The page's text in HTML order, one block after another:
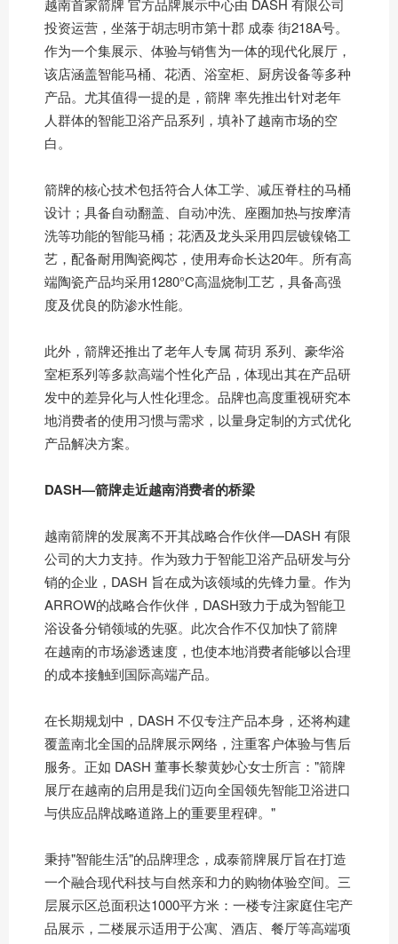
越南首家箭牌 官方品牌展示中心由 DASH 有限公司
投资运营，坐落于胡志明市第十郡 成泰 街218A号。
作为一个集展示、体验与销售为一体的现代化展厅，
该店涵盖智能马桶、花洒、浴室柜、厨房设备等多种
产品。尤其值得一提的是，箭牌 率先推出针对老年
人群体的智能卫浴产品系列，填补了越南市场的空
白。
箭牌的核心技术包括符合人体工学、减压脊柱的马桶
设计；具备自动翻盖、自动冲洗、座圈加热与按摩清
洗等功能的智能马桶；花洒及龙头采用四层镀镍铬工
艺，配备耐用陶瓷阀芯，使用寿命长达20年。所有高
端陶瓷产品均采用1280°C高温烧制工艺，具备高强
度及优良的防渗水性能。
此外，箭牌还推出了老年人专属 荷玥 系列、豪华浴
室柜系列等多款高端个性化产品，体现出其在产品研
发中的差异化与人性化理念。品牌也高度重视研究本
地消费者的使用习惯与需求，以量身定制的方式优化
产品解决方案。
DASH—箭牌走近越南消费者的桥梁
越南箭牌的发展离不开其战略合作伙伴—DASH 有限
公司的大力支持。作为致力于智能卫浴产品研发与分
销的企业，DASH 旨在成为该领域的先锋力量。作为
ARROW的战略合作伙伴，DASH致力于成为智能卫
浴设备分销领域的先驱。此次合作不仅加快了箭牌
在越南的市场渗透速度，也使本地消费者能够以合理
的成本接触到国际高端产品。
在长期规划中，DASH 不仅专注产品本身，还将构建
覆盖南北全国的品牌展示网络，注重客户体验与售后
服务。正如 DASH 董事长黎黄妙心女士所言："箭牌
展厅在越南的启用是我们迈向全国领先智能卫浴进口
与供应品牌战略道路上的重要里程碑。"
秉持"智能生活"的品牌理念，成泰箭牌展厅旨在打造
一个融合现代科技与自然亲和力的购物体验空间。三
层展示区总面积达1000平方米：一楼专注家庭住宅产
品展示，二楼展示适用于公寓、酒店、餐厅等高端项